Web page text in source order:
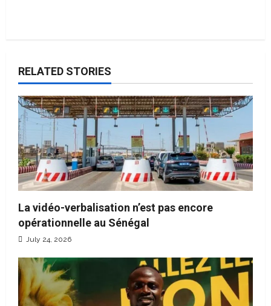
RELATED STORIES
La vidéo-verbalisation n’est pas encore
opérationnelle au Sénégal
July 24, 2026